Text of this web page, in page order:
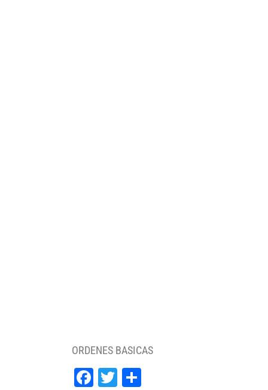
ORDENES BASICAS
Facebook
Twitter